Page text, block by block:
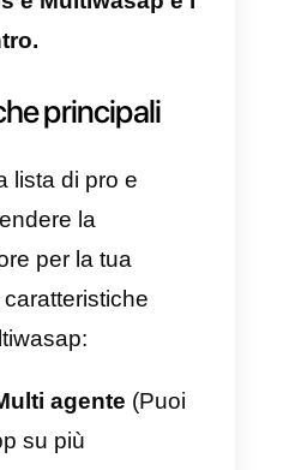
funzionalità
che WhatsApp
spam e, nel caso tu
questa
di Multiwasap,
rischio di perdere il
questo articolo